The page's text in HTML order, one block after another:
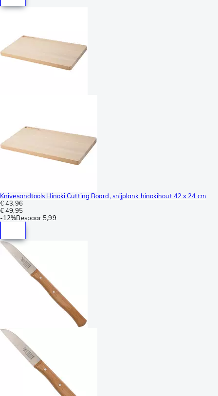
Knivesandtools Hinoki Cutting Board, snijplank hinokihout 42 x 24 cm
€ 43,96
€ 49,95
-12%Bespaar 5,99